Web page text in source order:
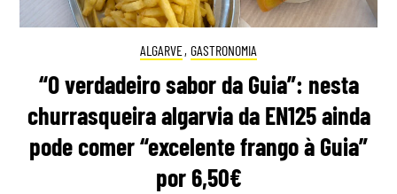
ALGARVE, GASTRONOMIA
“O verdadeiro sabor da Guia”: nesta
churrasqueira algarvia da EN125 ainda
pode comer “excelente frango à Guia”
por 6,50€